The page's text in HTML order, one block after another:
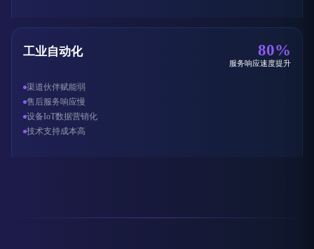
工业自动化 80%
服务响应速度提升
渠道伙伴赋能弱
售后服务响应慢
设备IoT数据营销化
技术支持成本高